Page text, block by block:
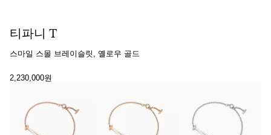
티파니 T
스마일 스몰 브레이슬릿, 옐로우 골드
2,230,000원